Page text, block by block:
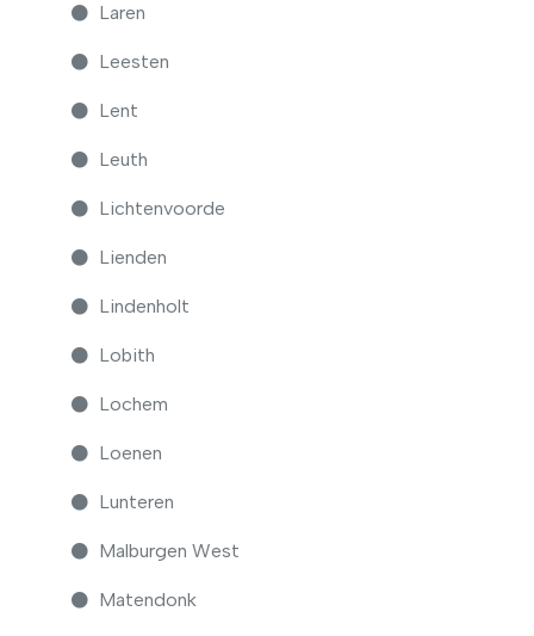
Laren
Leesten
Lent
Leuth
Lichtenvoorde
Lienden
Lindenholt
Lobith
Lochem
Loenen
Lunteren
Malburgen West
Matendonk